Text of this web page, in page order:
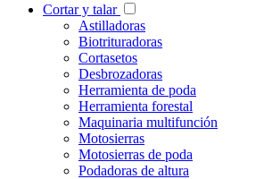
Cortar y talar
Astilladoras
Biotrituradoras
Cortasetos
Desbrozadoras
Herramienta de poda
Herramienta forestal
Maquinaria multifunción
Motosierras
Motosierras de poda
Podadoras de altura